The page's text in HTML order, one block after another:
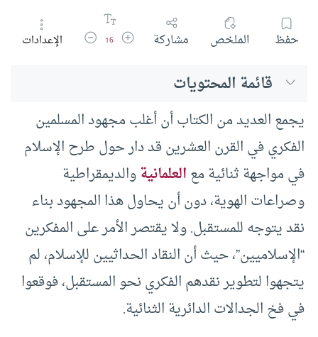
حفظ الملخص مشاركة زيادة حجم الخط
16 تقليل حجم الخط
الإعدادات
قائمة المحتويات
يجمع العديد من الكتاب أن أغلب مجهود المسلمين
الفكري في القرن العشرين قد دار حول طرح الإسلام
في مواجهة ثنائية معالعلمانيةوالديمقراطية
وصراعات الهوية، دون أن يحاول هذا المجهود بناء
نقد يتوجه للمستقبل. ولا يقتصر الأمر على المفكرين
“الإسلاميين”، حيث أن النقاد الحداثيين للإسلام، لم
يتجهوا لتطوير نقدهم الفكري نحو المستقبل، فوقعوا
في فخ الجدالات الدائرية الثنائية.